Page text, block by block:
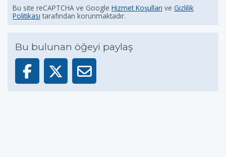
Bu site reCAPTCHA ve Google Hizmet Koşulları ve Gizlilik
Politikası tarafından korunmaktadır.
Bu bulunan öğeyi paylaş